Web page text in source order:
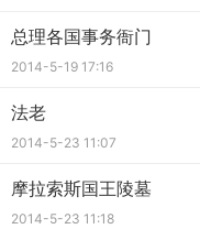
总理各国事务衙门
2014-5-19 17:16
法老
2014-5-23 11:07
摩拉索斯国王陵墓
2014-5-23 11:18